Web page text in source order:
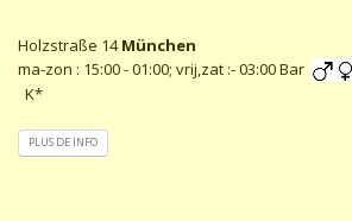
Holzstraße 14München
ma-zon : 15:00 - 01:00; vrij,zat :- 03:00 Bar
K*
PLUS DE INFO